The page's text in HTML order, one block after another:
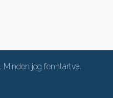
jog fenntartva.